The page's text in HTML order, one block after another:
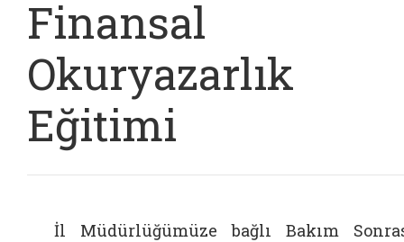
Finansal
Okuryazarlık
Eğitimi
İl Müdürlüğümüze bağlı Bakım